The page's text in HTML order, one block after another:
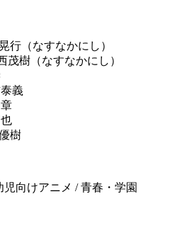
行（なすなかにし）
茂樹（なすなかにし）
義
樹
児向けアニメ / 青春・学園